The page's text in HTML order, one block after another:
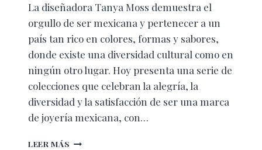
La diseñadora Tanya Moss demuestra el
orgullo de ser mexicana y pertenecer a un
país tan rico en colores, formas y sabores,
donde existe una diversidad cultural como en
ningún otro lugar. Hoy presenta una serie de
colecciones que celebran la alegría, la
diversidad y la satisfacción de ser una marca
de joyería mexicana, con…
LEER MÁS VIBRANTE